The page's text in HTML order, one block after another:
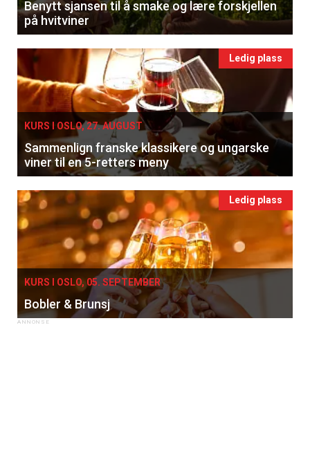
Benytt sjansen til å smake og lære forskjellen
på hvitviner
Ledig plass
KURS I OSLO, 27. AUGUST
Sammenlign franske klassikere og ungarske
viner til en 5-retters meny
Ledig plass
KURS I OSLO, 05. SEPTEMBER
Bobler & Brunsj